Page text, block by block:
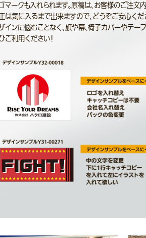
マークも入れられます。原稿は、お客様のご注
は気に入るまで出来ますので、どうぞご安心くだ
インに悩むことなく、旗や幕、椅子カバーやテ
ご利用ください！